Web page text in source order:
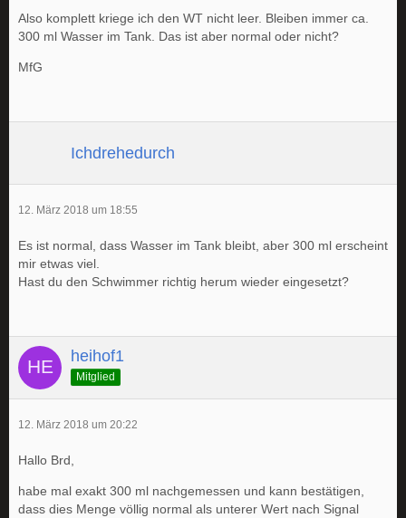
Also komplett kriege ich den WT nicht leer. Bleiben immer ca.
300 ml Wasser im Tank. Das ist aber normal oder nicht?
MfG
Ichdrehedurch
12. März 2018 um 18:55
Es ist normal, dass Wasser im Tank bleibt, aber 300 ml erscheint
mir etwas viel.
Hast du den Schwimmer richtig herum wieder eingesetzt?
heihof1
Mitglied
12. März 2018 um 20:22
Hallo Brd,
habe mal exakt 300 ml nachgemessen und kann bestätigen,
dass dies Menge völlig normal als unterer Wert nach Signal